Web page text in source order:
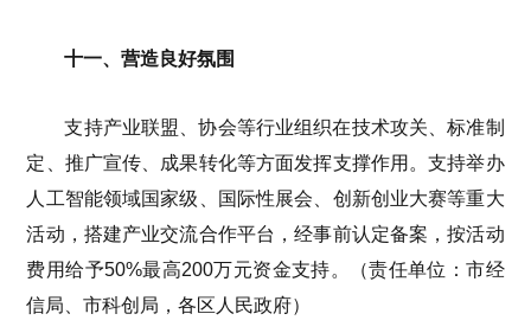
十一、营造良好氛围
支持产业联盟、协会等行业组织在技术攻关、标准制
定、推广宣传、成果转化等方面发挥支撑作用。支持举办
人工智能领域国家级、国际性展会、创新创业大赛等重大
活动，搭建产业交流合作平台，经事前认定备案，按活动
费用给予50%最高200万元资金支持。（责任单位：市经
信局、市科创局，各区人民政府）